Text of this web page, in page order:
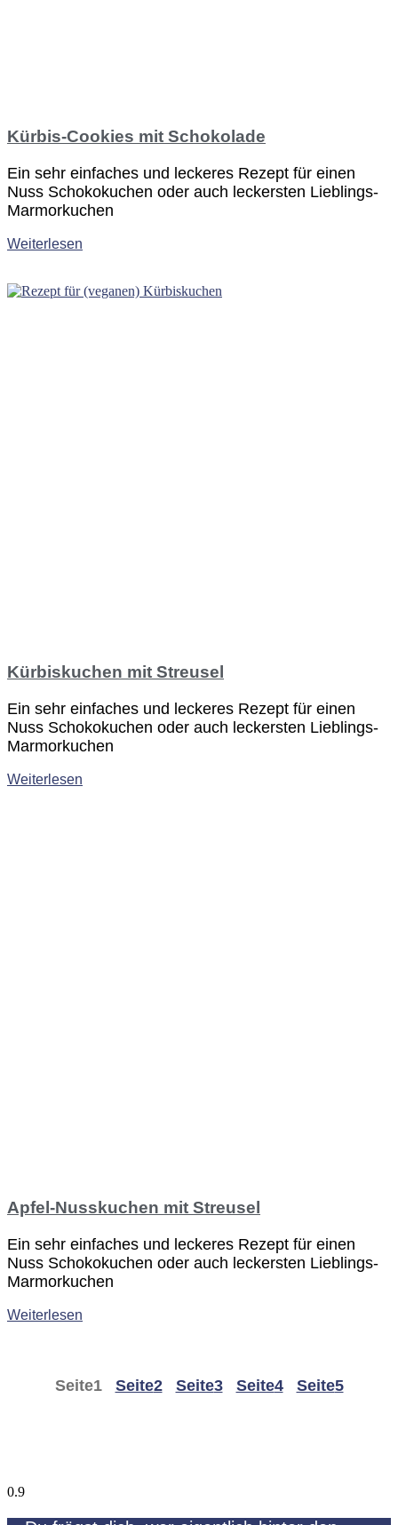
Kürbis-Cookies mit Schokolade
Ein sehr einfaches und leckeres Rezept für einen
Nuss Schokokuchen oder auch leckersten Lieblings-
Marmorkuchen
Weiterlesen
Kürbiskuchen mit Streusel
Ein sehr einfaches und leckeres Rezept für einen
Nuss Schokokuchen oder auch leckersten Lieblings-
Marmorkuchen
Weiterlesen
Apfel-Nusskuchen mit Streusel
Ein sehr einfaches und leckeres Rezept für einen
Nuss Schokokuchen oder auch leckersten Lieblings-
Marmorkuchen
Weiterlesen
Seite1 Seite2 Seite3 Seite4 Seite5